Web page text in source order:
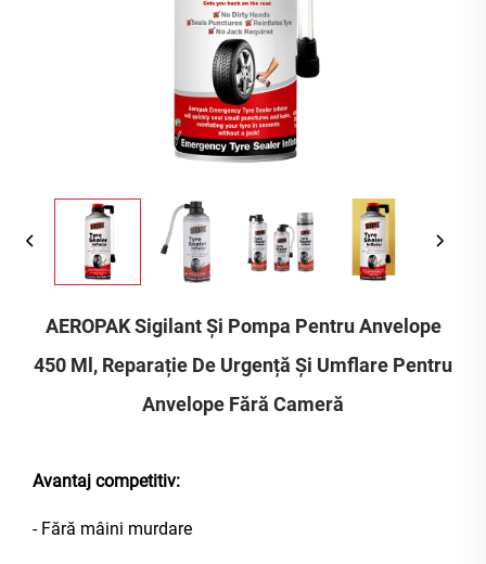
AEROPAK Sigilant Și Pompa Pentru Anvelope
450 Ml, Reparație De Urgență Și Umflare Pentru
Anvelope Fără Cameră
Avantaj competitiv:
- Fără mâini murdare